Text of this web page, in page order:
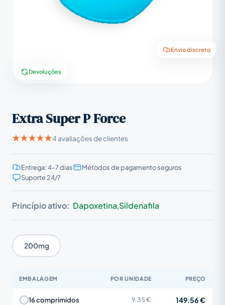
Envio discreto
Devoluções
Extra Super P Force
4 avaliações de clientes
Entrega: 4–7 dias
Métodos de pagamento seguros
Suporte 24/7
Princípio ativo: Dapoxetina,Sildenafila
200mg
EMBALAGEM POR UNIDADE PREÇO
16 comprimidos 9.35 € 149.56 €